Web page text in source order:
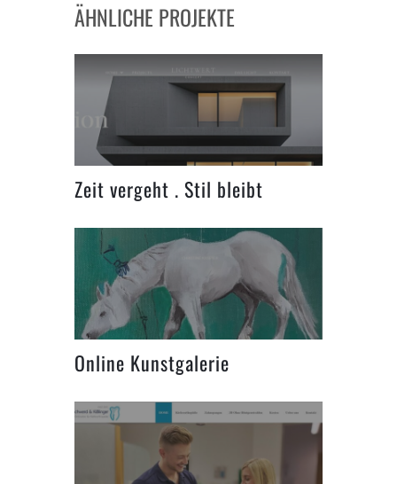
ÄHNLICHE PROJEKTE
Zeit vergeht . Stil bleibt
Online Kunstgalerie